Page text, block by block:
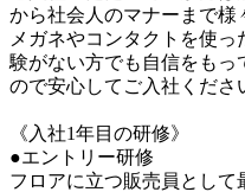
から社会人のマナーまで様
メガネやコンタクトを使
験がない方でも自信をもっ
ので安心してご入社くださ
《入社1年目の研修》
●エントリー研修
フロアに立つ販売員とし